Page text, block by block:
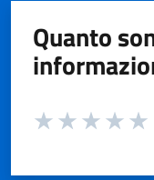
Quanto
Valuta da 1 a 5 stelle la